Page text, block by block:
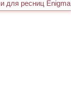
для ресниц Enigma